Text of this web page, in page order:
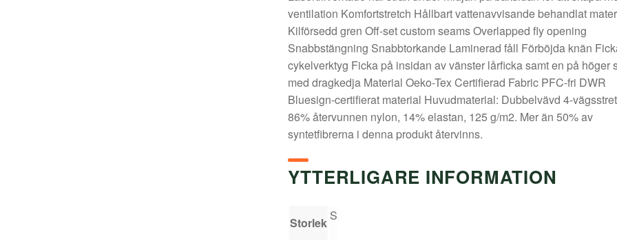
ventilation Komfortstretch Hållbart vattenavvisande behandlat
Kilförsedd gren Off-set custom seams Overlapped fly opening
Snabbstängning Snabbtorkande Laminerad fåll Förböjda knän
cykelverktyg Ficka på insidan av vänster lårficka samt en på höger
med dragkedja Material Oeko-Tex Certifierad Fabric PFC-fri DWR
Bluesign-certifierat material Huvudmaterial: Dubbelvävd 4-
86% återvunnen nylon, 14% elastan, 125 g/m2. Mer än 50% av
syntetfibrerna i denna produkt återvinns.
YTTERLIGARE INFORMATION
Storlek S